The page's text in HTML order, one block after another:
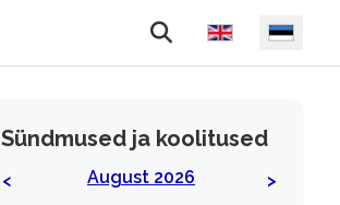
Vali keel
Sündmused ja koolitused
< August 2026
>